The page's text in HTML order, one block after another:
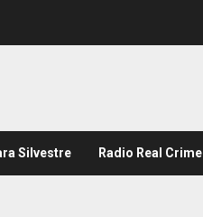
Silvestre Radio Real Crime